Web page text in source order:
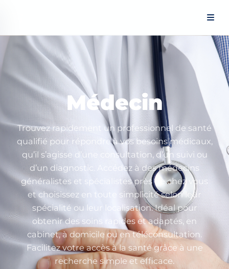
Médecin
Trouvez rapidement un professionnel de santé
qualifié pour répondre à vos besoins médicaux,
qu’il s’agisse d’une consultation, d’un suivi ou
d’un diagnostic. Accédez à des médecins
généralistes et spécialistes près de chez vous
et choisissez en toute simplicité selon leur
spécialité ou leur localisation. Idéal pour
obtenir des soins rapides et adaptés, en
cabinet, à domicile ou en téléconsultation.
Facilitez votre accès à la santé grâce à une
recherche simple et efficace.